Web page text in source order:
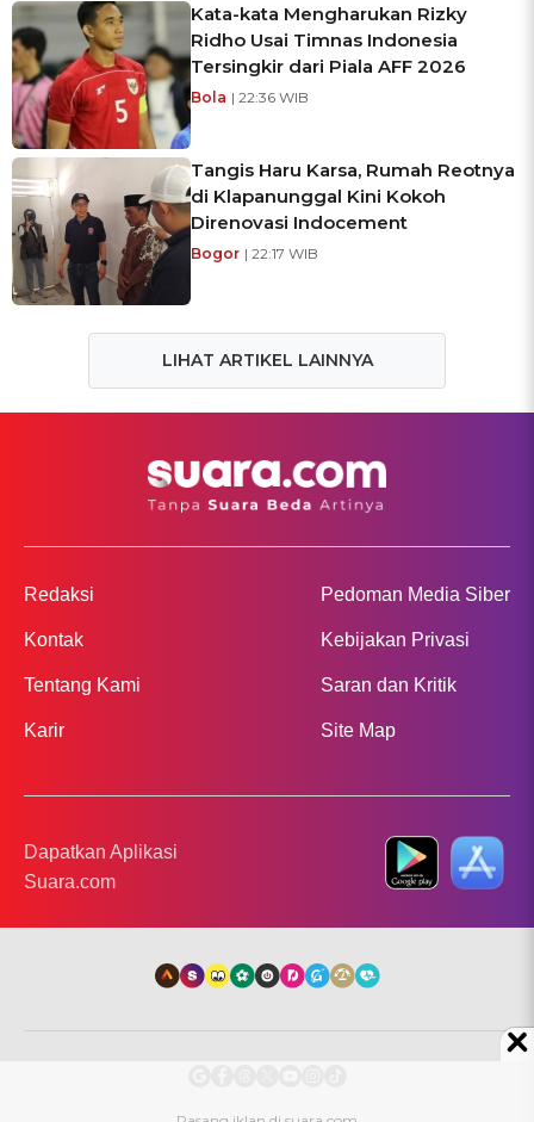
Kata-kata Mengharukan Rizky
Ridho Usai Timnas Indonesia
Tersingkir dari Piala AFF 2026
Bola | 22:36 WIB
Tangis Haru Karsa, Rumah Reotnya
di Klapanunggal Kini Kokoh
Direnovasi Indocement
Bogor | 22:17 WIB
LIHAT ARTIKEL LAINNYA
Redaksi
Kontak
Tentang Kami
Karir
Pedoman Media Siber
Kebijakan Privasi
Saran dan Kritik
Site Map
Dapatkan Aplikasi
Suara.com